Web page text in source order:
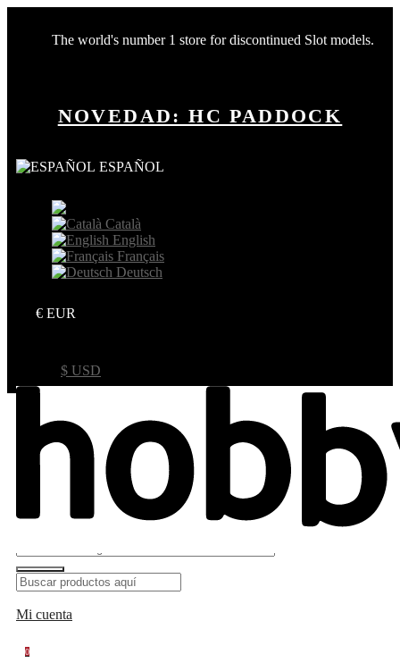
The world's number 1 store for discontinued Slot models.
NOVEDAD: HC PADDOCK
ESPAÑOL
Català
English
Français
Deutsch
€ EUR
$ USD
Mi cuenta
0